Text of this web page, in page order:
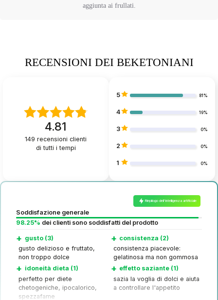
aggiunta ai frullati.
RECENSIONI DEI BEKETONIANI
4.81
149 recensioni clienti
di tutti i tempi
5 81%
4 19%
3 0%
2 0%
1 0%
Riepilogo dell'intelligenza artificiale
Soddisfazione generale
98.25% dei clienti sono soddisfatti del prodotto
+ gusto (3)
gusto delizioso e fruttato,
non troppo dolce
+ idoneità dieta (1)
perfetto per diete
chetogeniche, ipocalorico,
spezzafame
+ consistenza (2)
consistenza piacevole:
gelatinosa ma non gommosa
+ effetto saziante (1)
sazia la voglia di dolci e aiuta
a controllare l'appetito